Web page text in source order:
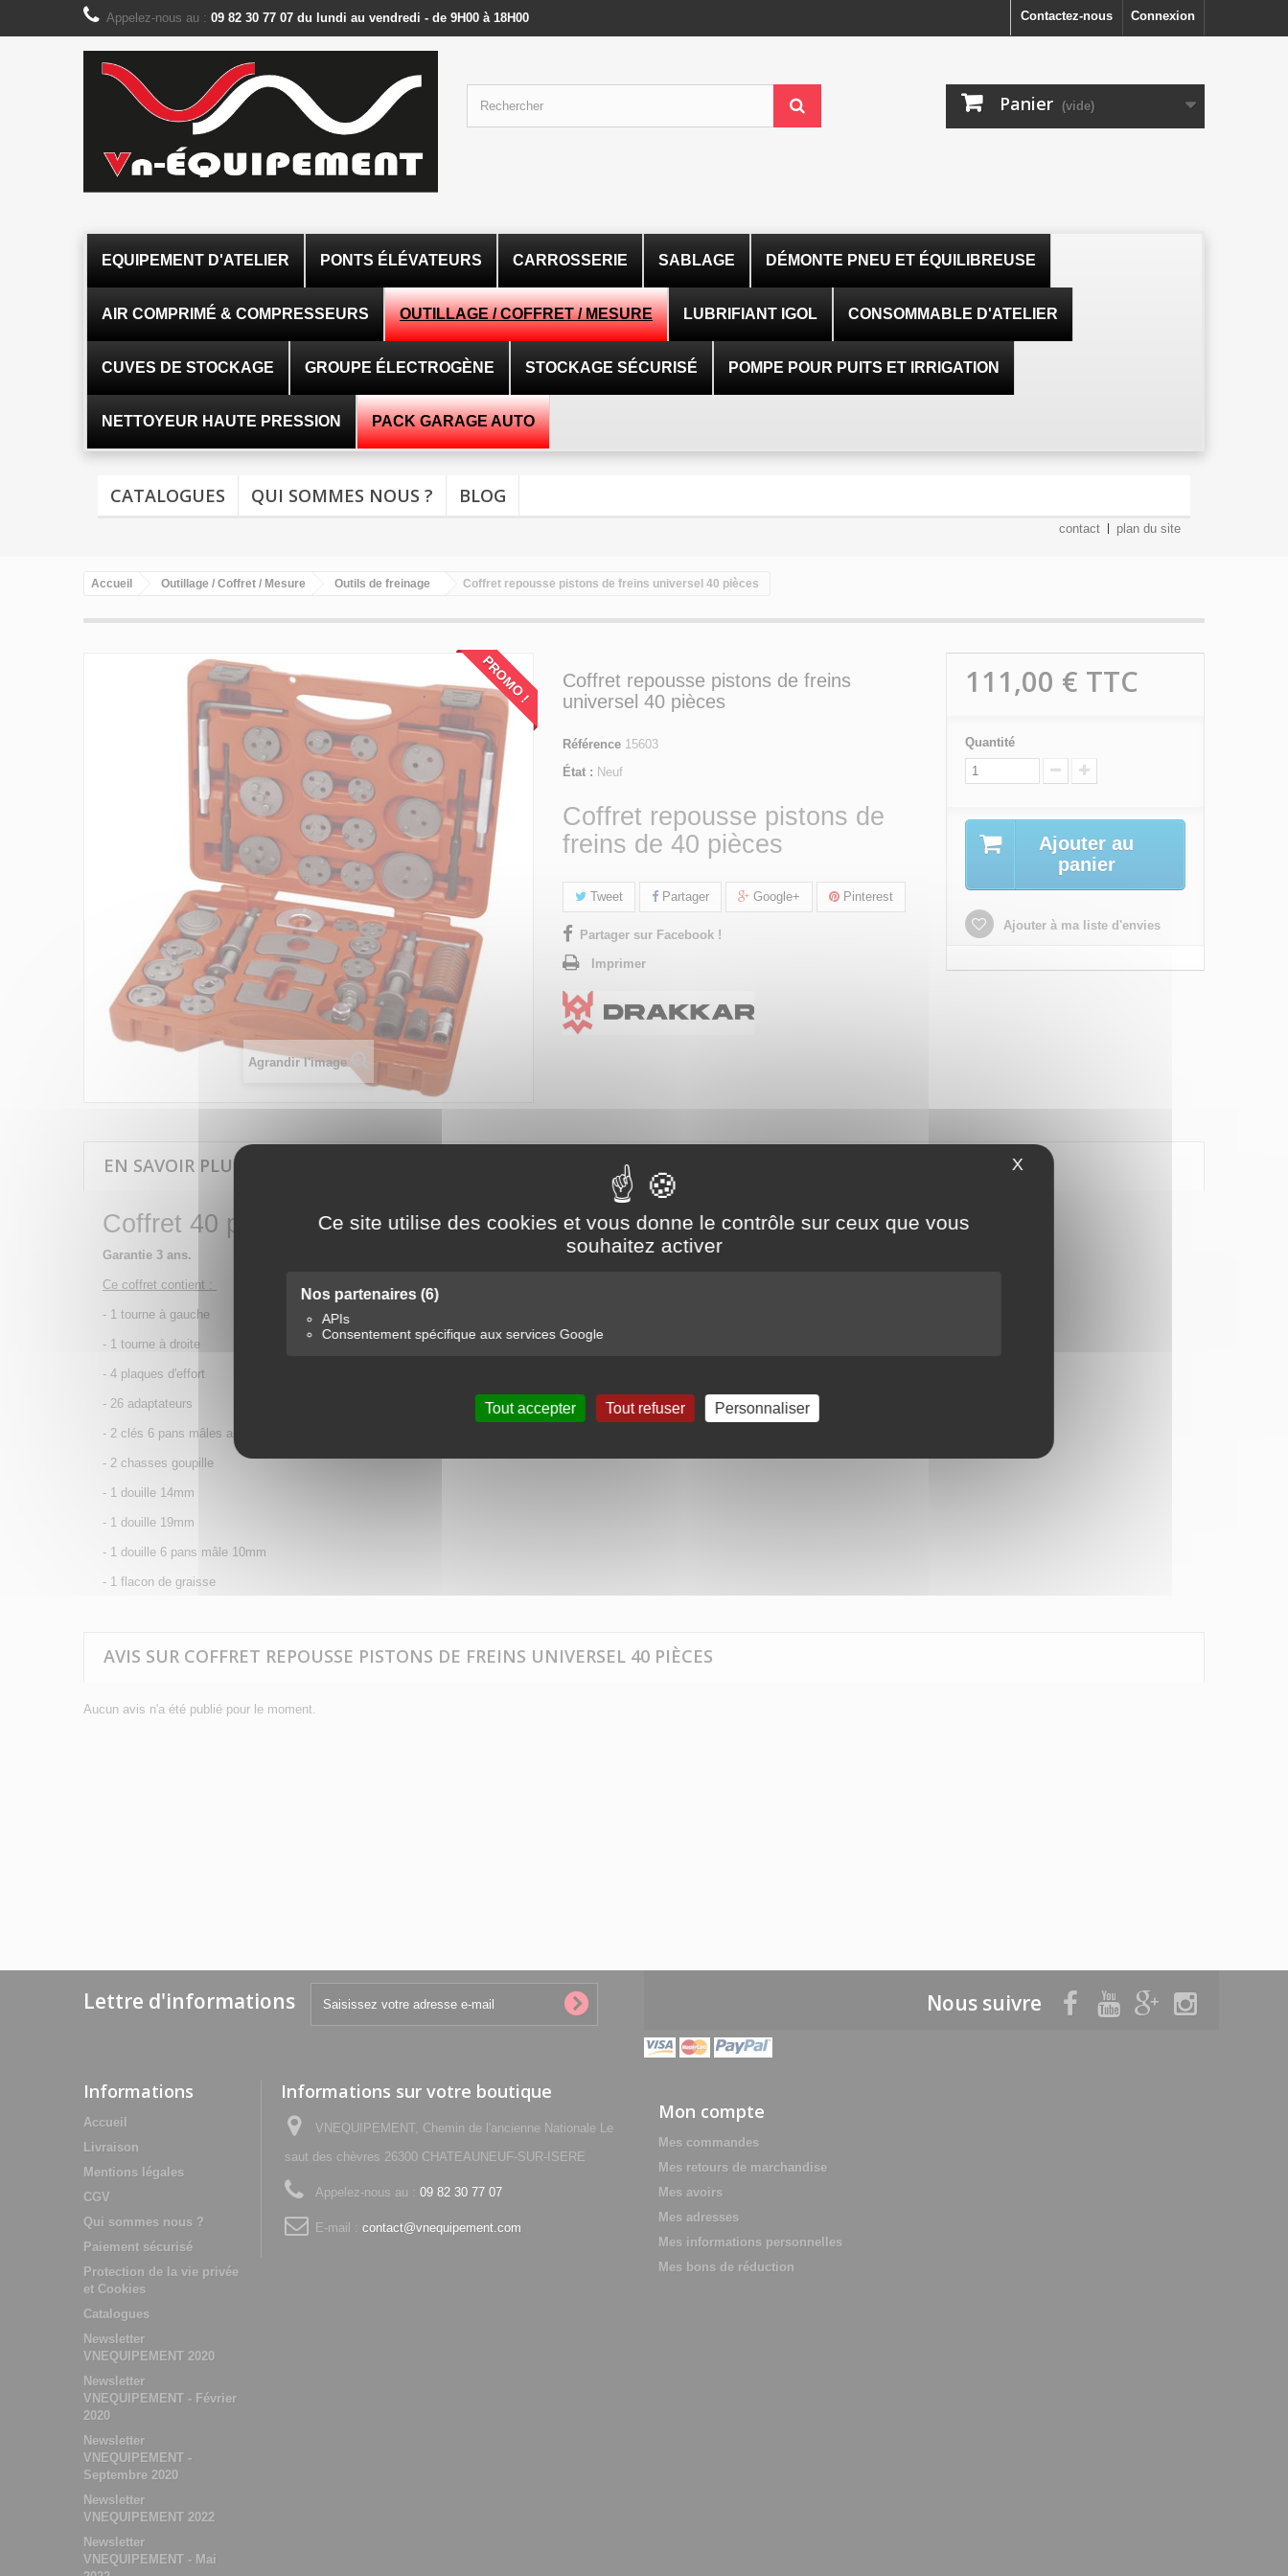
Panneau de gestion des cookies
Ce site utilise des cookies et vous donne le contrôle sur ceux que vous
souhaitez activer
Nos partenaires (6)
APIs
Consentement spécifique aux services Google
Tout accepter Tout refuser Personnaliser
X Masquer le bandeau des cookies
Connexion
Contactez-nous
Appelez-nous au : 09 82 30 77 07 du lundi au vendredi - de 9H00 à 18H00
Panier (vide)
EQUIPEMENT D'ATELIER PONTS ÉLÉVATEURS CARROSSERIE SABLAGE DÉMONTE PNEU ET ÉQUILIBREUSE
AIR COMPRIMÉ & COMPRESSEURS OUTILLAGE / COFFRET / MESURE LUBRIFIANT IGOL CONSOMMABLE D'ATELIER
CUVES DE STOCKAGE GROUPE ÉLECTROGÈNE STOCKAGE SÉCURISÉ POMPE POUR PUITS ET IRRIGATION
NETTOYEUR HAUTE PRESSION PACK GARAGE AUTO
CATALOGUES QUI SOMMES NOUS ? BLOG
contact plan du site
Accueil Outillage / Coffret / Mesure Outils de freinage Coffret repousse pistons de freins universel 40 pièces
PROMO !
Agrandir l'image
Coffret repousse pistons de freins
universel 40 pièces
Référence 15603
État : Neuf
Coffret repousse pistons de
freins de 40 pièces
Tweet Partager Google+ Pinterest
Partager sur Facebook !
Imprimer
111,00 € TTC
Quantité
Ajouter au
panier
Ajouter à ma liste d'envies
EN SAVOIR PLUS SUR COFFRET REPOUSSE PISTONS DE FREINS UNIVERSEL 40 PIÈCES
Coffret 40 pièces
Garantie 3 ans.
Ce coffret contient :
- 1 tourne à gauche
- 1 tourne à droite
- 4 plaques d'effort
- 26 adaptateurs
- 2 clés 6 pans mâles allongées (6-7mm)
- 2 chasses goupille
- 1 douille 14mm
- 1 douille 19mm
- 1 douille 6 pans mâle 10mm
- 1 flacon de graisse
AVIS SUR COFFRET REPOUSSE PISTONS DE FREINS UNIVERSEL 40 PIÈCES
Aucun avis n'a été publié pour le moment.
Lettre d'informations Nous suivre
Informations
Accueil
Livraison
Mentions légales
CGV
Qui sommes nous ?
Paiement sécurisé
Protection de la vie privée
et Cookies
Catalogues
Newsletter
VNEQUIPEMENT 2020
Newsletter
VNEQUIPEMENT - Février
2020
Newsletter
VNEQUIPEMENT -
Septembre 2020
Newsletter
VNEQUIPEMENT 2022
Newsletter
VNEQUIPEMENT - Mai
Informations sur votre boutique
VNEQUIPEMENT, Chemin de l'ancienne Nationale Le
saut des chèvres 26300 CHATEAUNEUF-SUR-ISERE
Appelez-nous au : 09 82 30 77 07
E-mail : contact@vnequipement.com
Mon compte
Mes commandes
Mes retours de marchandise
Mes avoirs
Mes adresses
Mes informations personnelles
Mes bons de réduction